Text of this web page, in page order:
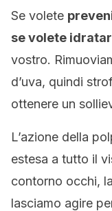
Se volete
se volete
vostro.
d’uva, quindi
ottenere un
L’azione della
estesa a tutto il
contorno occhi,
lasciamo agire